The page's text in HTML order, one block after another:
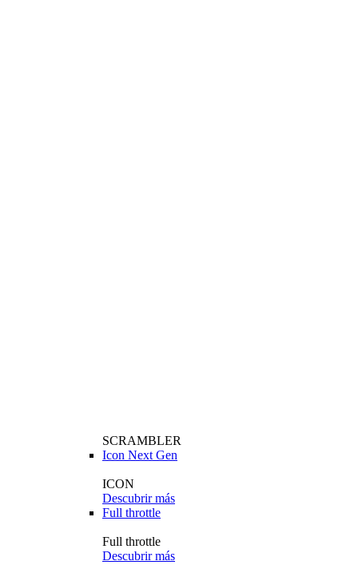
SCRAMBLER
Icon Next Gen
ICON
Descubrir más
Full throttle
Full throttle
Descubrir más